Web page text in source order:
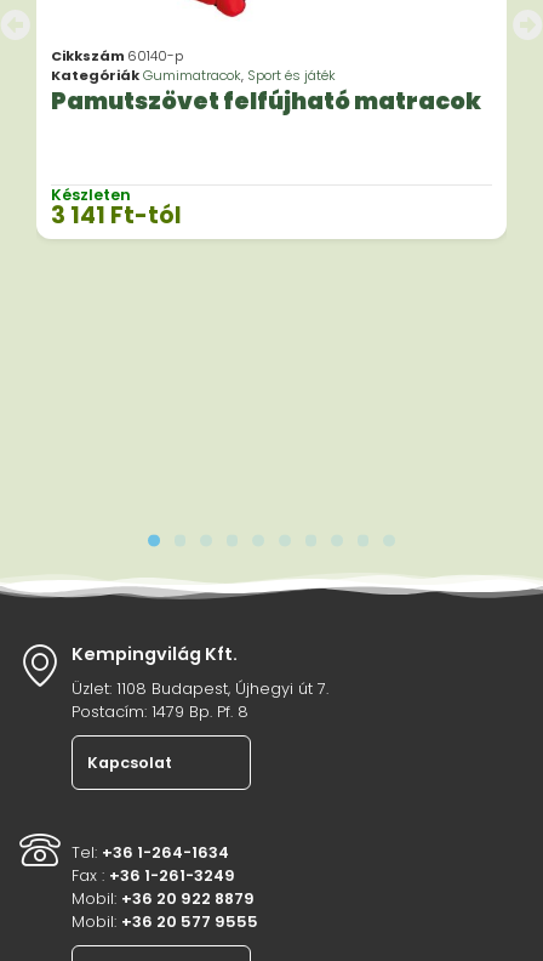
Cikkszám 60140-p
KategóriákGumimatracok, Sport és játék
Pamutszövet felfújható matracok
Készleten
3 141 Ft-tól
Kempingvilág Kft.
Üzlet: 1108 Budapest, Újhegyi út 7.
Postacím: 1479 Bp. Pf. 8
Kapcsolat
Tel: +36 1-264-1634
Fax : +36 1-261-3249
Mobil: +36 20 922 8879
Mobil: +36 20 577 9555